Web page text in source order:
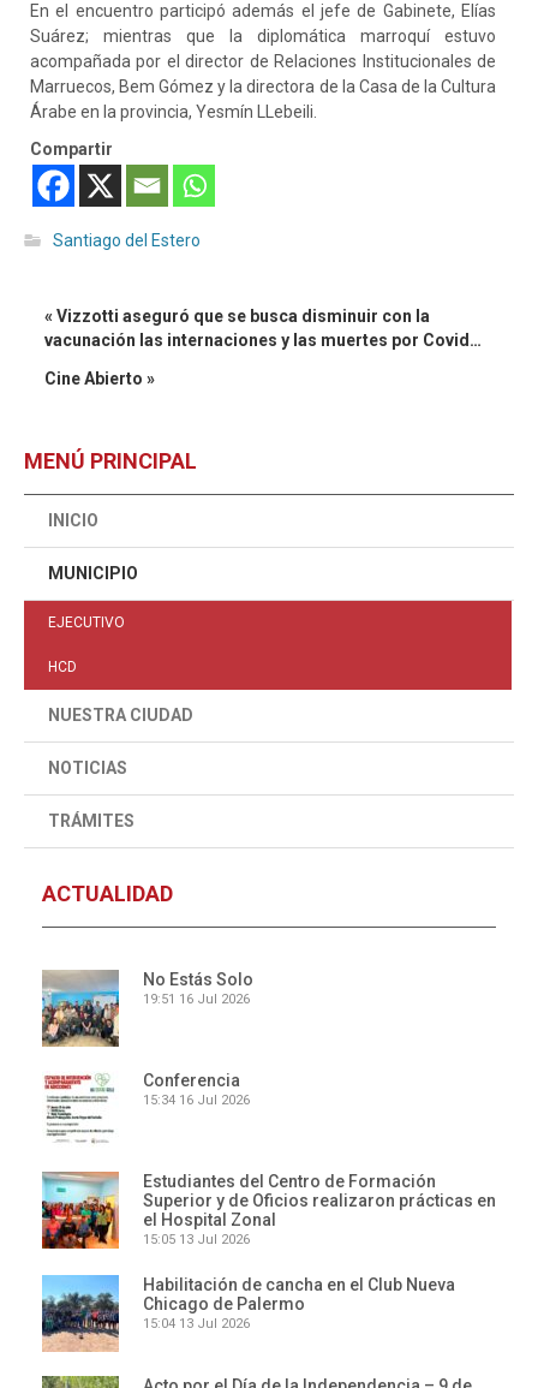
En el encuentro participó además el jefe de Gabinete, Elías
Suárez; mientras que la diplomática marroquí estuvo
acompañada por el director de Relaciones Institucionales de
Marruecos, Bem Gómez y la directora de la Casa de la Cultura
Árabe en la provincia, Yesmín LLebeili.
Compartir
Santiago del Estero
« Vizzotti aseguró que se busca disminuir con la
vacunación las internaciones y las muertes por Covid…
Cine Abierto »
MENÚ PRINCIPAL
INICIO
MUNICIPIO
EJECUTIVO
HCD
NUESTRA CIUDAD
NOTICIAS
TRÁMITES
ACTUALIDAD
No Estás Solo
19:51 16 Jul 2026
Conferencia
15:34 16 Jul 2026
Estudiantes del Centro de Formación
Superior y de Oficios realizaron prácticas en
el Hospital Zonal
15:05 13 Jul 2026
Habilitación de cancha en el Club Nueva
Chicago de Palermo
15:04 13 Jul 2026